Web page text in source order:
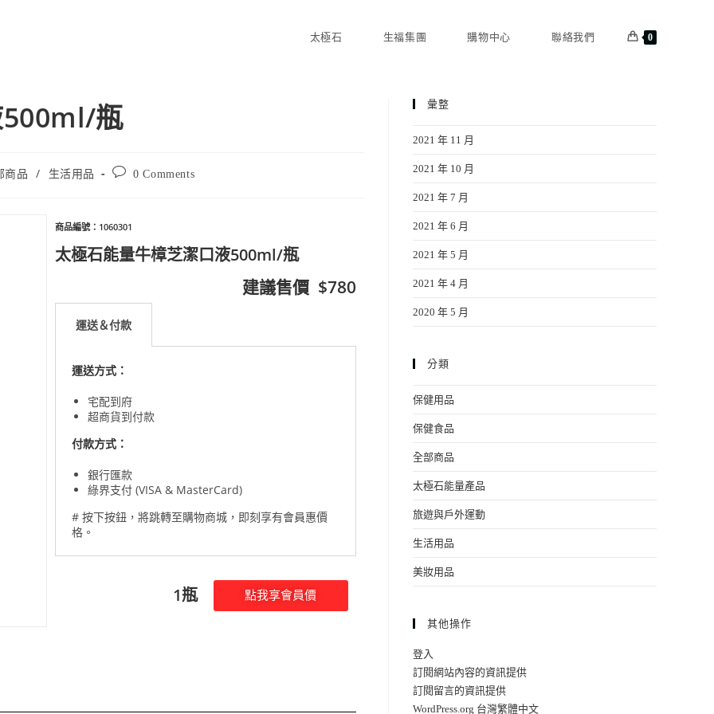
太極石 生福集團 購物中心 聯絡我們 0
500ml/瓶
商品 / 生活用品 0 Comments
商品編號：1060301
太極石能量牛樟芝潔口液500ml/瓶
建議售價 $780
運送＆付款
運送方式：
宅配到府
超商貨到付款
付款方式：
銀行匯款
綠界支付 (VISA & MasterCard)
# 按下按鈕，將跳轉至購物商城， 即刻享有會員惠價
格。
1瓶 點我享會員價
彙整
2021 年 11 月
2021 年 10 月
2021 年 7 月
2021 年 6 月
2021 年 5 月
2021 年 4 月
2020 年 5 月
分類
保健用品
保健食品
全部商品
太極石能量產品
旅遊與戶外運動
生活用品
美妝用品
其他操作
登入
訂閱網站內容的資訊提供
訂閱留言的資訊提供
WordPress.org 台灣繁體中文